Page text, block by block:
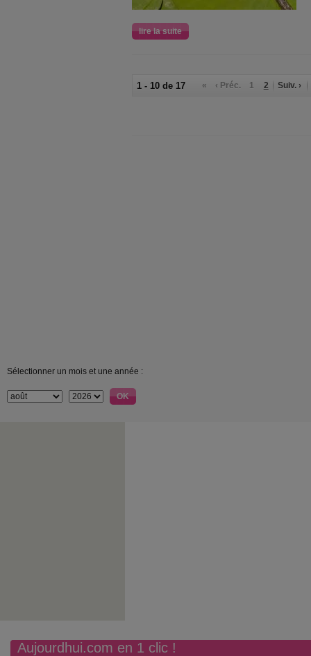
lire la suite
1 - 10 de 17 « ‹ Préc. 1 2 Suiv. ›
Sélectionner un mois et une année :
Aujourdhui.com en 1 clic !